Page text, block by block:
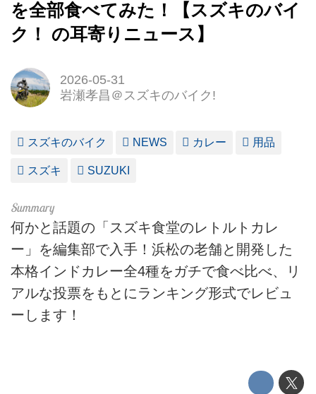
を全部食べてみた！【スズキのバイ
ク！ の耳寄りニュース】
2026-05-31
岩瀬孝昌＠スズキのバイク!
スズキのバイク NEWS カレー 用品
スズキ SUZUKI
何かと話題の「スズキ食堂のレトルトカレ
ー」を編集部で入手！浜松の老舗と開発した
本格インドカレー全4種をガチで食べ比べ、リ
アルな投票をもとにランキング形式でレビュ
ーします！